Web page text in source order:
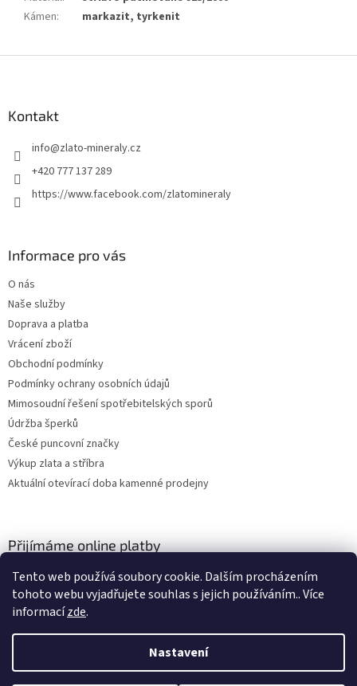
Tento web používá soubory cookie. Dalším procházením
tohoto webu vyjadřujete souhlas s jejich používáním.. Více
informacízde.
Nastavení
Kámen: markazit, tyrkenit
Kontakt
info@zlato-mineraly.cz
+420 777 137 289
https://www.facebook.com/zlatomineraly
Informace pro vás
O nás
Naše služby
Doprava a platba
Vrácení zboží
Obchodní podmínky
Podmínky ochrany osobních údajů
Mimosoudní řešení spotřebitelských sporů
Údržba šperků
České puncovní značky
Výkup zlata a stříbra
Aktuální otevírací doba kamenné prodejny
Přijímáme online platby
Vytvořil Shoptet